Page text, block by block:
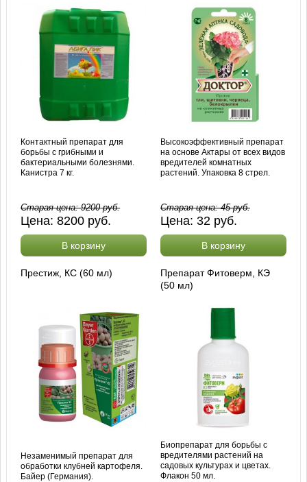
Контактный препарат для
борьбы с грибными и
бактериальными болезнями.
Канистра 7 кг.
Старая цена:9200руб.
Цена:8200 руб.
В корзину
Высокоэффективный препарат
на основе Актары от всех видов
вредителей комнатных
растений. Упаковка 8 стрел.
Старая цена:45руб.
Цена: 32 руб.
В корзину
Престиж, КС (60 мл)
Незаменимый препарат для
обработки клубней картофеля.
Байер (Германия).
Препарат Фитоверм, КЭ
(50 мл)
Биопрепарат для борьбы с
вредителями растений на
садовых культурах и цветах.
Флакон 50 мл.